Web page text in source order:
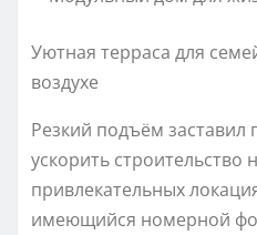
Уютная терраса для
воздухе
Резкий подъём
ускорить строительство
привлекательных
имеющийся номерной